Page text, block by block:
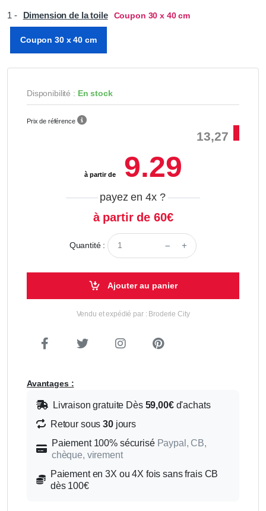
1 - Dimension de la toile Coupon 30 x 40 cm
Coupon 30 x 40 cm
Disponibilité : En stock
Prix de référence
13,27
à partir de9.29
payez en 4x ?
à partir de 60€
Quantité :
Ajouter au panier
Vendu et expédié par : Broderie City
Avantages :
Livraison gratuite Dès 59,00€d'achats
Retour sous30jours
Paiement 100% sécurisé Paypal, CB,
chèque, virement
Paiement en 3X ou 4X fois sans frais CB
dès 100€